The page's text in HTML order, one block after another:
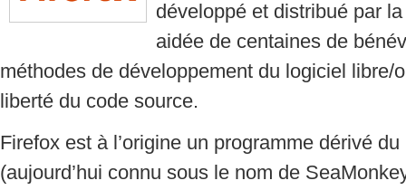
développé et distribué par
aidée de centaines de
méthodes de développement du logiciel libre/
liberté du code source.
Firefox est à l’origine un programme dérivé
(aujourd’hui connu sous le nom de